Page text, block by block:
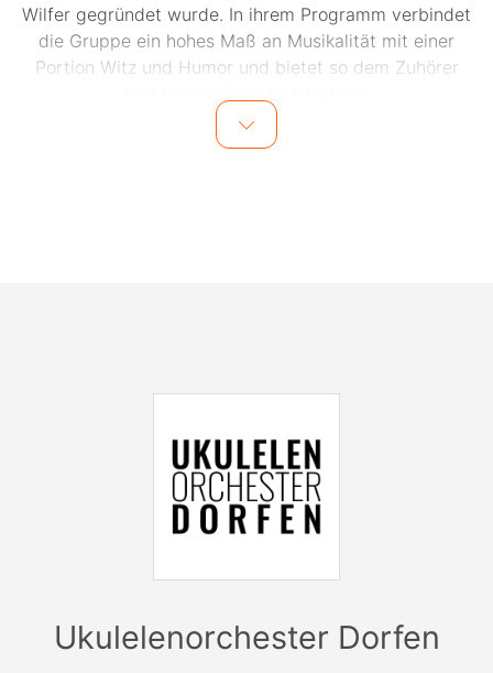
Wilfer gegründet wurde. In ihrem Programm verbindet
die Gruppe ein hohes Maß an Musikalität mit einer
Portion Witz und Humor und bietet so dem Zuhörer
Anlässlich des 1250-jährigen Jubiläums der Stadt
Ukulelenorchester Dorfen